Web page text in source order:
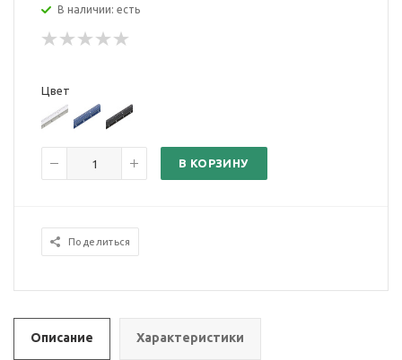
В наличии: есть
Цвет
В КОРЗИНУ
Поделиться
Описание Характеристики